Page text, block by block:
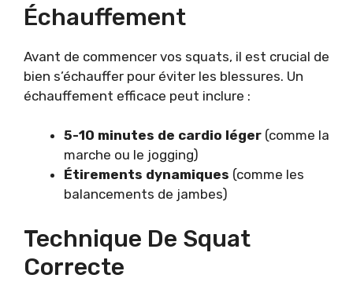
Échauffement
Avant de commencer vos squats, il est crucial de
bien s’échauffer pour éviter les blessures. Un
échauffement efficace peut inclure :
5-10 minutes de cardio léger (comme la
marche ou le jogging)
Étirements dynamiques (comme les
balancements de jambes)
Technique De Squat
Correcte